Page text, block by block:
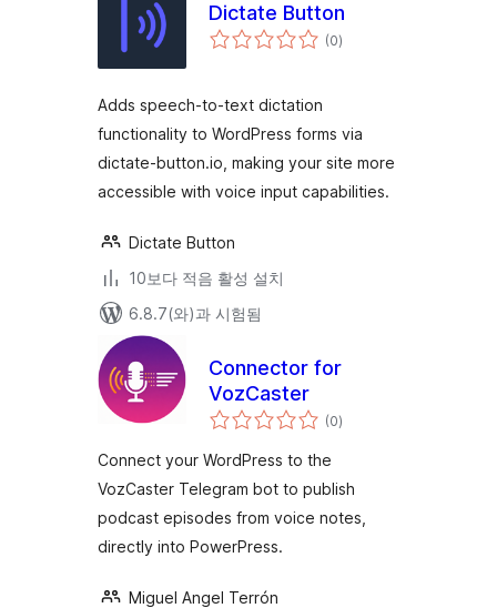
Dictate Button
(0전
체)
Adds speech-to-text dictation
functionality to WordPress forms via
dictate-button.io, making your site more
accessible with voice input capabilities.
Dictate Button
10보다 적음 활성 설치
6.8.7(와)과 시험됨
Connector for
VozCaster
(0전
체)
Connect your WordPress to the
VozCaster Telegram bot to publish
podcast episodes from voice notes,
directly into PowerPress.
Miguel Angel Terrón